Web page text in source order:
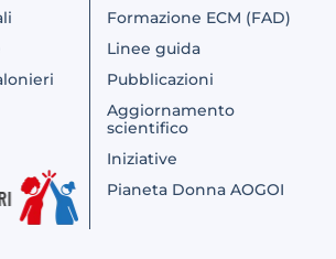
Formazione ECM (FAD)
Linee guida
Pubblicazioni
Aggiornamento
scientifico
Iniziative
Pianeta Donna AOGOI